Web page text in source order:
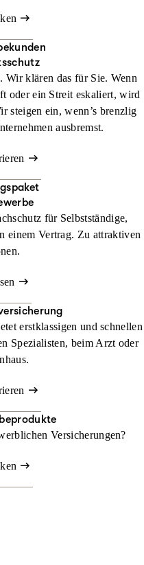
Wir klären das für Sie. Wenn
oder ein Streit eskaliert, wird
steigen ein, wenn’s brenzlig
ausbremst.
für Selbstständige,
einem Vertrag. Zu attraktiven
erstklassigen und schnellen
Spezialisten, beim Arzt oder
Versicherungen?